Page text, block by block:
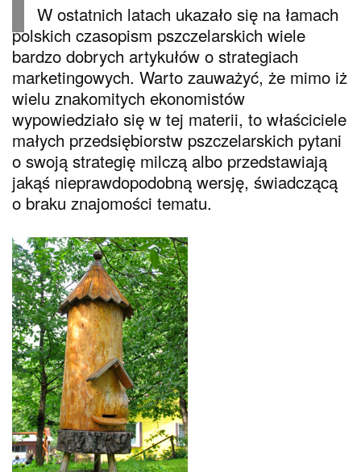
W ostatnich latach ukazało się na łamach
polskich czasopism pszczelarskich wiele
bardzo dobrych artykułów o strategiach
marketingowych. Warto zauważyć, że mimo iż
wielu znakomitych ekonomistów
wypowiedziało się w tej materii, to właściciele
małych przedsiębiorstw pszczelarskich pytani
o swoją strategię milczą albo przedstawiają
jakąś nieprawdopodobną wersję, świadczącą
o braku znajomości tematu.